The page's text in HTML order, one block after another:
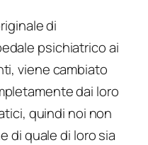
di
psichiatrico ai
viene cambiato
dai loro
quindi noi non
di quale di loro sia